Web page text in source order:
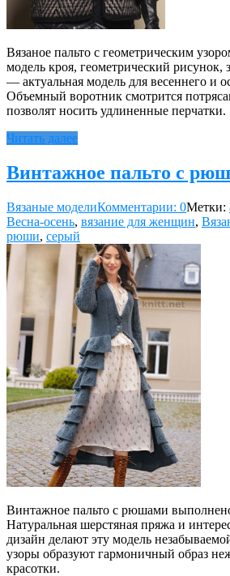
Вязаное пальто с геометрическим
модель кроя, геометрический
— актуальная модель для весеннего и
Объемный воротник смотрится
позволят носить удлиненные перчатки.
Читать далее
Винтажное пальто с
Вязаные моделиКомментарии: 0Метки:
Весна-осень, вязание для женщин,
рюши, серый
Винтажное пальто с рюшами
Натуральная шерстяная пряжа и
дизайн делают эту модель
узоры образуют гармоничный образ
красотки.